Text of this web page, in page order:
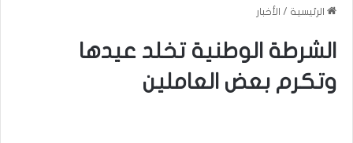
الرئيسية / الأخبار
الشرطة الوطنية تخلد عيدها
وتكرم بعض العاملين